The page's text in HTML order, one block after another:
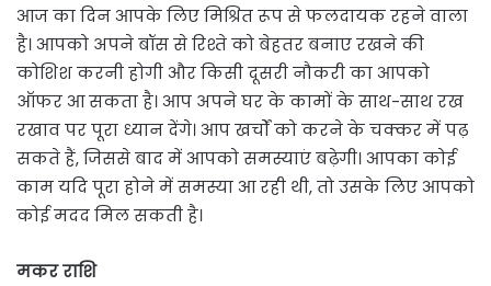
आज का दिन आपके लिए मिश्रित रूप से फलदायक रहने वाला
है। आपको अपने बॉस से रिश्ते को बेहतर बनाए रखने की
कोशिश करनी होगी और किसी दूसरी नौकरी का आपको
ऑफर आ सकता है। आप अपने घर के कामों के साथ-साथ रख
रखाव पर पूरा ध्यान देंगे। आप खर्चों को करने के चक्कर में पढ़
सकते हैं, जिससे बाद में आपको समस्याएं बढ़ेगी। आपका कोई
काम यदि पूरा होने में समस्या आ रही थी, तो उसके लिए आपको
कोई मदद मिल सकती है।
मकर राशि